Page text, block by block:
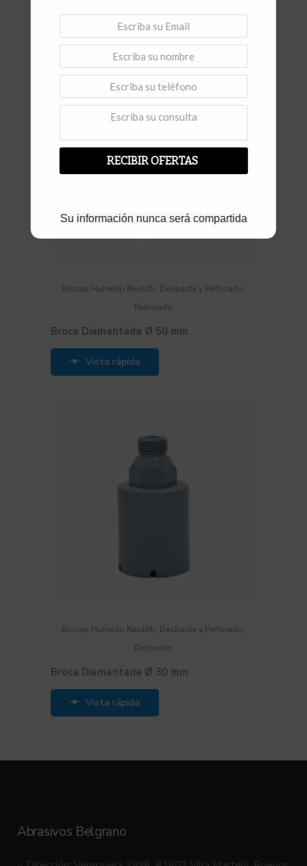
Vista rápida
Brocas Humedo Neolith, Desbaste y Perforado,
Perforado
Broca Diamantada Ø 50 mm
Vista rápida
Brocas Humedo Neolith, Desbaste y Perforado,
Perforado
Broca Diamantada Ø 30 mm
Vista rápida
Abrasivos Belgrano
RECIBIR OFERTAS
Su información nunca será compartida